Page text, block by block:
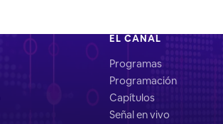
EL CANAL
Programas
Programación
Capítulos
Señal en vivo